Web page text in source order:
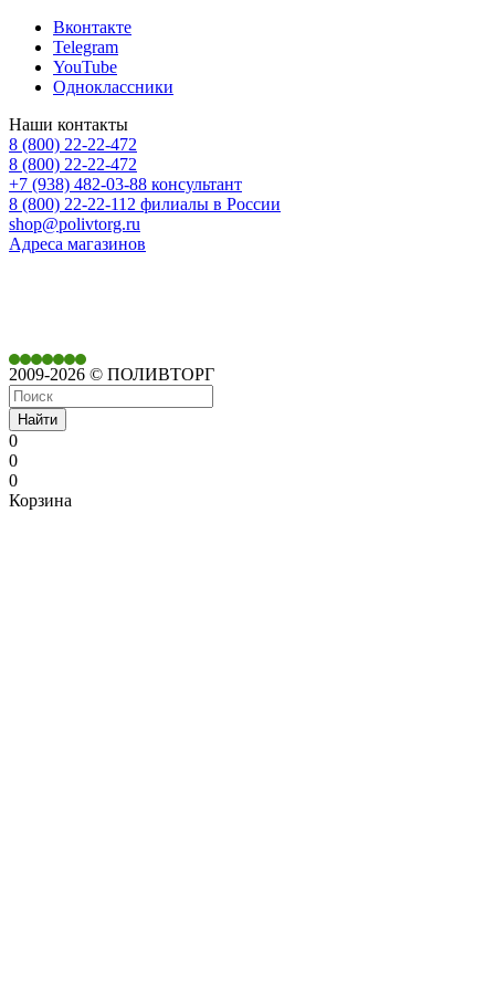
Вконтакте
Telegram
YouTube
Одноклассники
Наши контакты
8 (800) 22-22-472
8 (800) 22-22-472
+7 (938) 482-03-88 консультант
8 (800) 22-22-112 филиалы в России
shop@polivtorg.ru
Адреса магазинов
2009-2026 © ПОЛИВТОРГ
Найти
0
0
0
Корзина